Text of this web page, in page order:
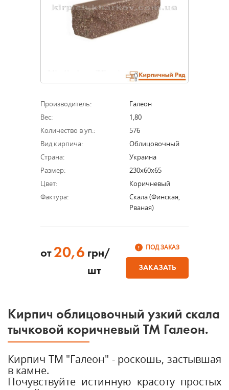
Производитель:
Галеон
Вес:
1,80
Количество в уп.:
576
Вид кирпича:
Облицовочный
Страна:
Украина
Размер:
230х60х65
Цвет:
Коричневый
Фактура:
Скала (финская,
Рваная)
от20,6 грн/
шт
ПОД ЗАКАЗ
ЗАКАЗАТЬ
Кирпич облицовочный узкий скала
тычковой коричневый ТМ Галеон.
Кирпич ТМ "Галеон" - роскошь, застывшая
в камне.
Почувствуйте истинную красоту простых